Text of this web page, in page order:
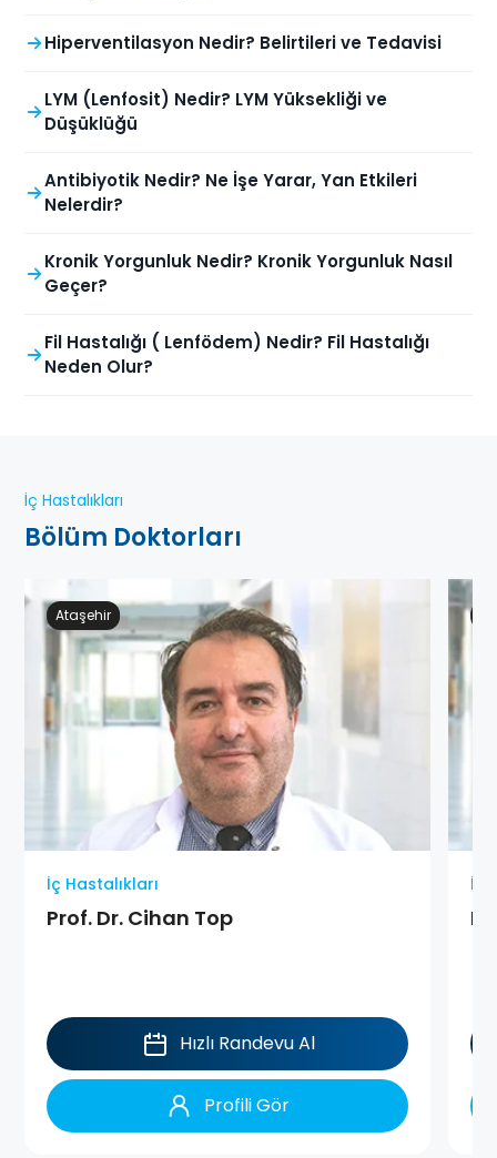
Hiperventilasyon Nedir? Belirtileri ve Tedavisi
LYM (Lenfosit) Nedir? LYM Yüksekliği ve
Düşüklüğü
Antibiyotik Nedir? Ne İşe Yarar, Yan Etkileri
Nelerdir?
Kronik Yorgunluk Nedir? Kronik Yorgunluk Nasıl
Geçer?
Fil Hastalığı ( Lenfödem) Nedir? Fil Hastalığı
Neden Olur?
İç Hastalıkları
Bölüm Doktorları
Ataşehir
İç Hastalıkları
Prof. Dr. Cihan Top
Hızlı Randevu Al
Profili Gör
İç